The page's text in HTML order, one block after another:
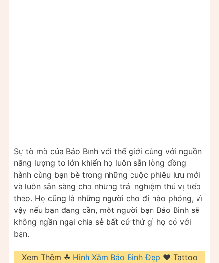
Sự tò mò của Bảo Bình với thế giới cùng với nguồn
năng lượng to lớn khiến họ luôn sẵn lòng đồng
hành cùng bạn bè trong những cuộc phiêu lưu mới
và luôn sẵn sàng cho những trải nghiệm thú vị tiếp
theo. Họ cũng là những người cho đi hào phóng, vì
vậy nếu bạn đang cần, một người bạn Bảo Bình sẽ
không ngần ngại chia sẻ bất cứ thứ gì họ có với
bạn.
Xem Thêm ☘ Hình Xăm Bảo Bình Đẹp ❤️ Tattoo